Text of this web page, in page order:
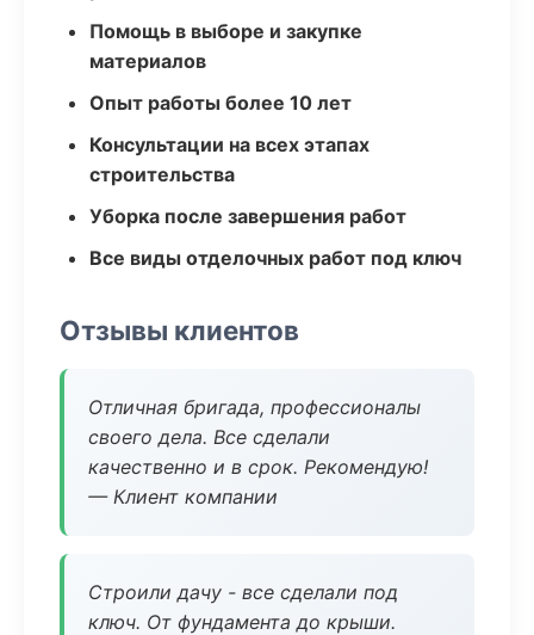
Помощь в выборе и закупке
материалов
Опыт работы более 10 лет
Консультации на всех этапах
строительства
Уборка после завершения работ
Все виды отделочных работ под ключ
Отзывы клиентов
Отличная бригада, профессионалы
своего дела. Все сделали
качественно и в срок. Рекомендую!
— Клиент компании
Строили дачу - все сделали под
ключ. От фундамента до крыши.